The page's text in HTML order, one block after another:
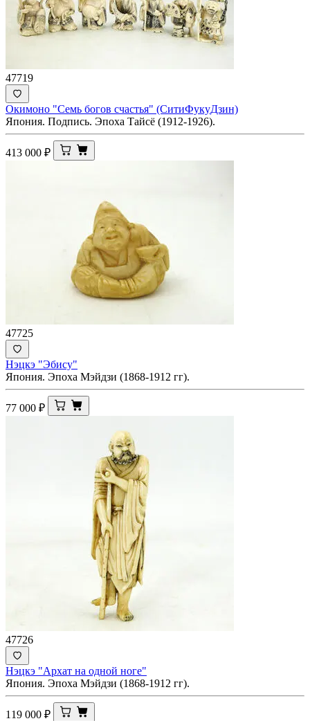
47719
Окимоно "Семь богов счастья" (СитиФукуДзин)
Япония. Подпись. Эпоха Тайсё (1912-1926).
413 000 ₽
47725
Нэцкэ "Эбису"
Япония. Эпоха Мэйдзи (1868-1912 гг).
77 000 ₽
47726
Нэцкэ "Архат на одной ноге"
Япония. Эпоха Мэйдзи (1868-1912 гг).
119 000 ₽